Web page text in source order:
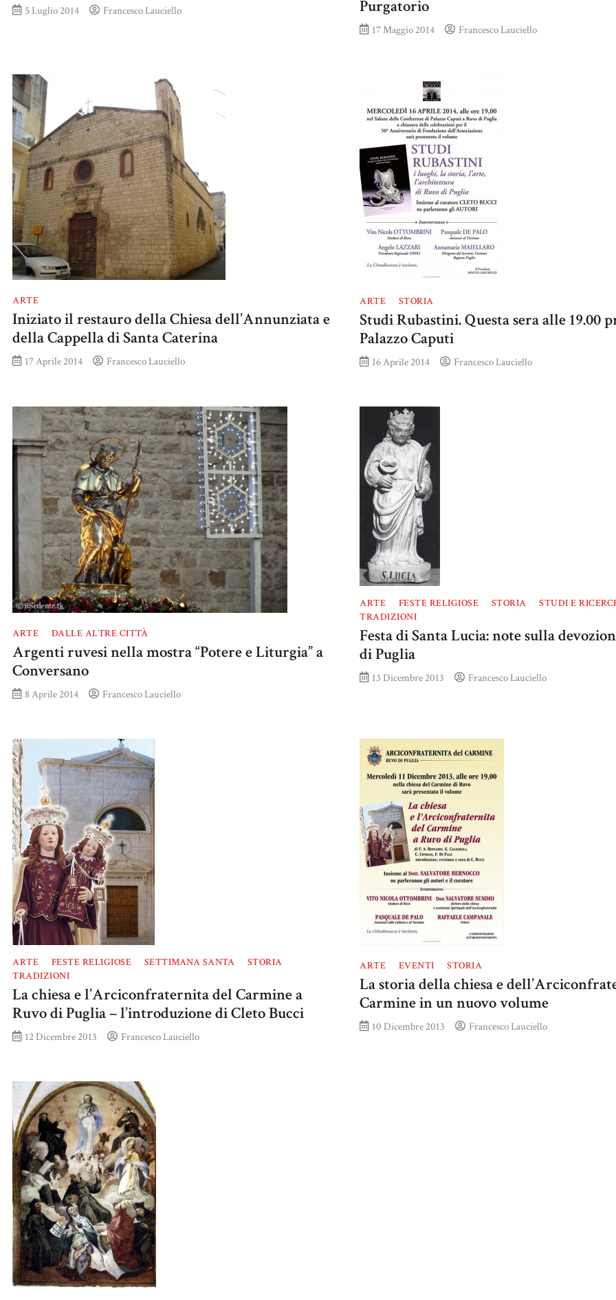
5 Luglio 2014 Francesco Lauciello
Purgatorio
17 Maggio 2014 Francesco Lauciello
ARTE
Iniziato il restauro della Chiesa dell’Annunziata e
della Cappella di Santa Caterina
17 Aprile 2014 Francesco Lauciello
ARTE STORIA
Studi Rubastini. Questa sera alle 19.00
Palazzo Caputi
16 Aprile 2014 Francesco Lauciello
ARTE DALLE ALTRE CITTÀ
Argenti ruvesi nella mostra “Potere e Liturgia” a
Conversano
8 Aprile 2014 Francesco Lauciello
ARTE FESTE RELIGIOSE STORIA
STUDI E
TRADIZIONI
Festa di Santa Lucia: note sulla
di Puglia
13 Dicembre 2013 Francesco Lauciello
ARTE FESTE RELIGIOSE SETTIMANA SANTA
STORIA
TRADIZIONI
La chiesa e l’Arciconfraternita del Carmine a
Ruvo di Puglia – l’introduzione di Cleto Bucci
12 Dicembre 2013 Francesco Lauciello
ARTE EVENTI STORIA
La storia della chiesa e
Carmine in un nuovo volume
10 Dicembre 2013 Francesco Lauciello